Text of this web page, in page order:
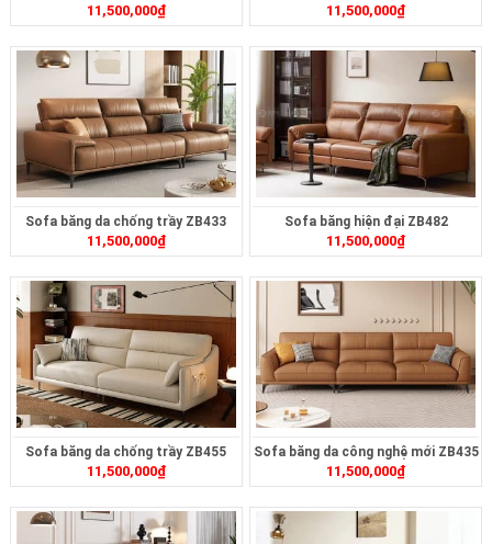
11,500,000₫ 11,500,000₫
Sofa băng da chống trầy ZB433
11,500,000₫
Sofa băng hiện đại ZB482
11,500,000₫
Sofa băng da chống trầy ZB455
11,500,000₫
Sofa băng da công nghệ mới ZB435
11,500,000₫